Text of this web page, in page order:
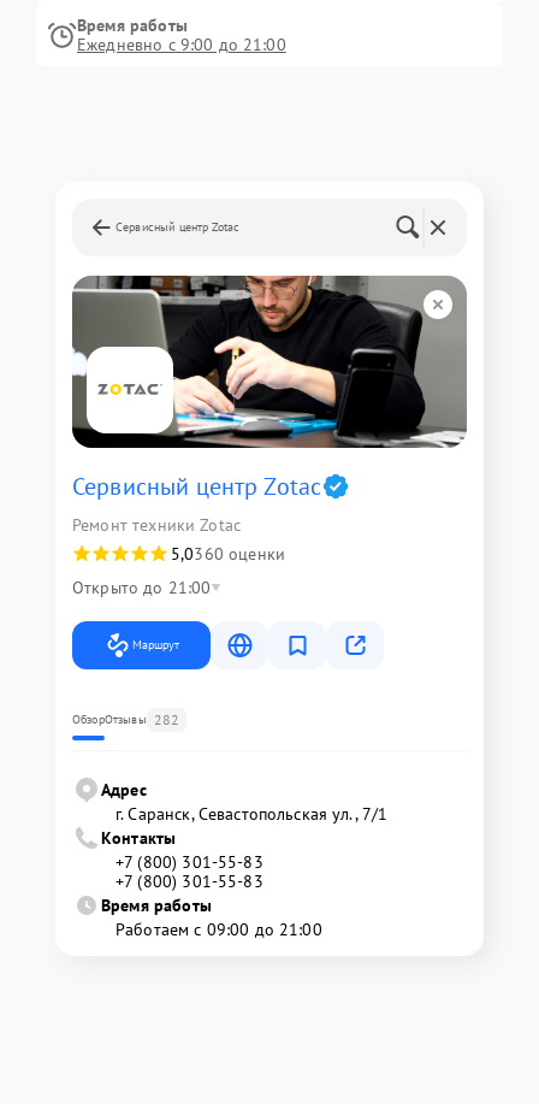
Время работы
Ежедневно с 9:00 до 21:00
Сервисный центр Zotac
Сервисный центр Zotac
Ремонт техники Zotac
5,0360 оценки
Открыто до 21:00
Маршрут
ОбзорОтзывы 282
Адрес
г. Саранск, Севастопольская ул., 7/1
Контакты
+7 (800) 301-55-83
+7 (800) 301-55-83
Время работы
Работаем с 09:00 до 21:00